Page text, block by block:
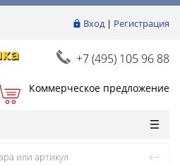
Вход| Регистрация
+7 (495) 105 96 88
Коммерческое предложение